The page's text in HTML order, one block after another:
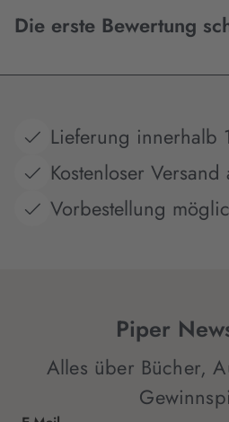
Die erste Bewertung
Lieferung innerhalb
Kostenloser
Vorbestellung
Piper
Alles über Bücher,